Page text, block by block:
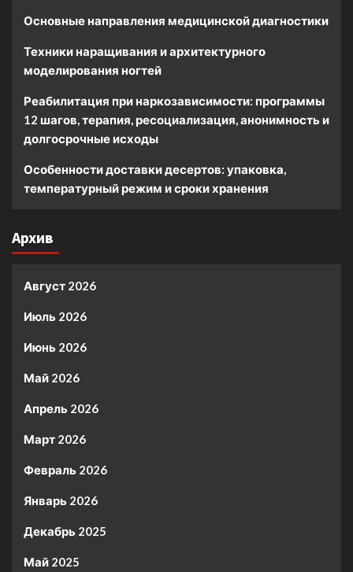
Основные направления медицинской диагностики
Техники наращивания и архитектурного
моделирования ногтей
Реабилитация при наркозависимости: программы
12 шагов, терапия, ресоциализация, анонимность и
долгосрочные исходы
Особенности доставки десертов: упаковка,
температурный режим и сроки хранения
Архив
Август 2026
Июль 2026
Июнь 2026
Май 2026
Апрель 2026
Март 2026
Февраль 2026
Январь 2026
Декабрь 2025
Май 2025